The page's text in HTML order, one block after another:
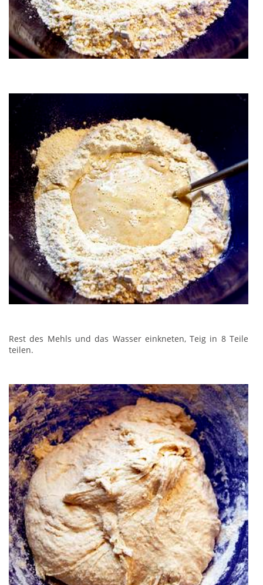
Rest des Mehls und das Wasser einkneten, Teig in 8 Teile
teilen.